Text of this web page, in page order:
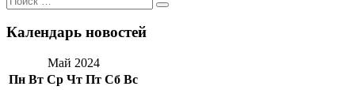
по:
Поиск
Календарь новостей
Май 2024
Пн Вт Ср Чт Пт Сб Вс